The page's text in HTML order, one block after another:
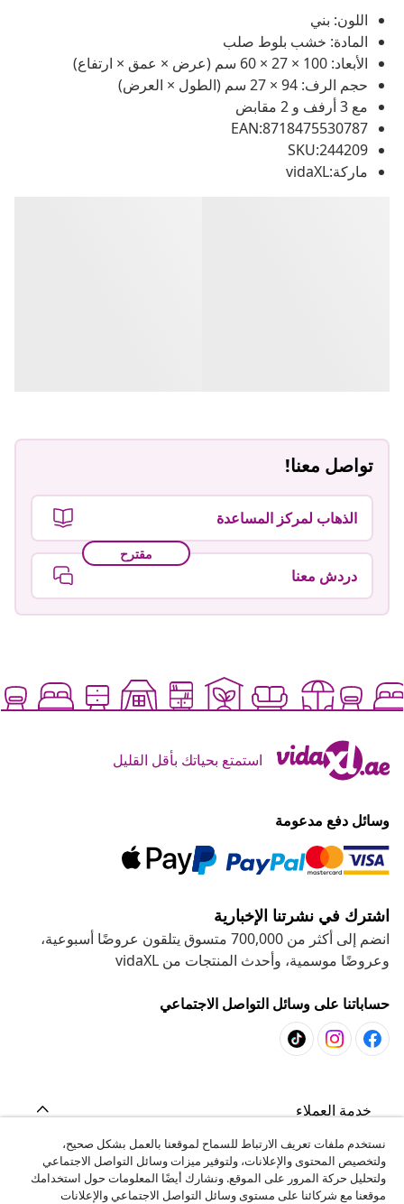
اللون: بني
المادة: خشب بلوط صلب
الأبعاد: 100 × 27 × 60 سم (عرض × عمق × ارتفاع)
حجم الرف: 94 × 27 سم (الطول × العرض)
مع 3 أرفف و 2 مقابض
EAN:8718475530787
SKU:244209
ماركة:vidaXL
تواصل معنا!
الذهاب لمركز المساعدة
مقترح
دردش معنا
استمتع بحياتك بأقل القليل
وسائل دفع مدعومة
اشترك في نشرتنا الإخبارية
انضم إلى أكثر من 700,000 متسوق يتلقون عروضًا أسبوعية،
وعروضًا موسمية، وأحدث المنتجات من vidaXL
حساباتنا على وسائل التواصل الاجتماعي
خدمة العملاء
المشاريع
نستخدم ملفات تعريف الارتباط للسماح لموقعنا بالعمل بشكل صحيح،
ولتخصيص المحتوى والإعلانات، ولتوفير ميزات وسائل التواصل الاجتماعي
ولتحليل حركة المرور على الموقع. ونشارك أيضًا المعلومات حول استخدامك
موقعنا مع شركائنا على مستوى وسائل التواصل الاجتماعي والإعلانات